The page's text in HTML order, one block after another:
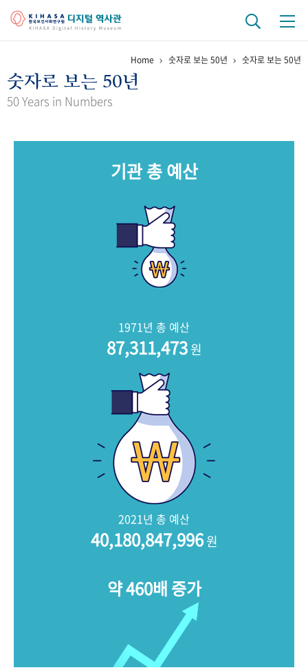
걸어온 길 기관 변천사 역대 기관장
키워드로 보는 연구 역사
문서 기록물 행정박물
Home 숫자로 보는 50년 숫자로 보는 50년
숫자로 보는 50년
50 Years in Numbers
기관 총 예산
1971년 총 예산
87,311,473원
2021년 총 예산
40,180,847,996원
약 460배 증가